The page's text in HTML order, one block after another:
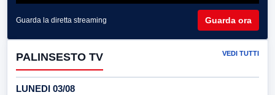
Guarda la diretta streaming Guarda ora
PALINSESTO TV VEDI TUTTI
LUNEDI 03/08